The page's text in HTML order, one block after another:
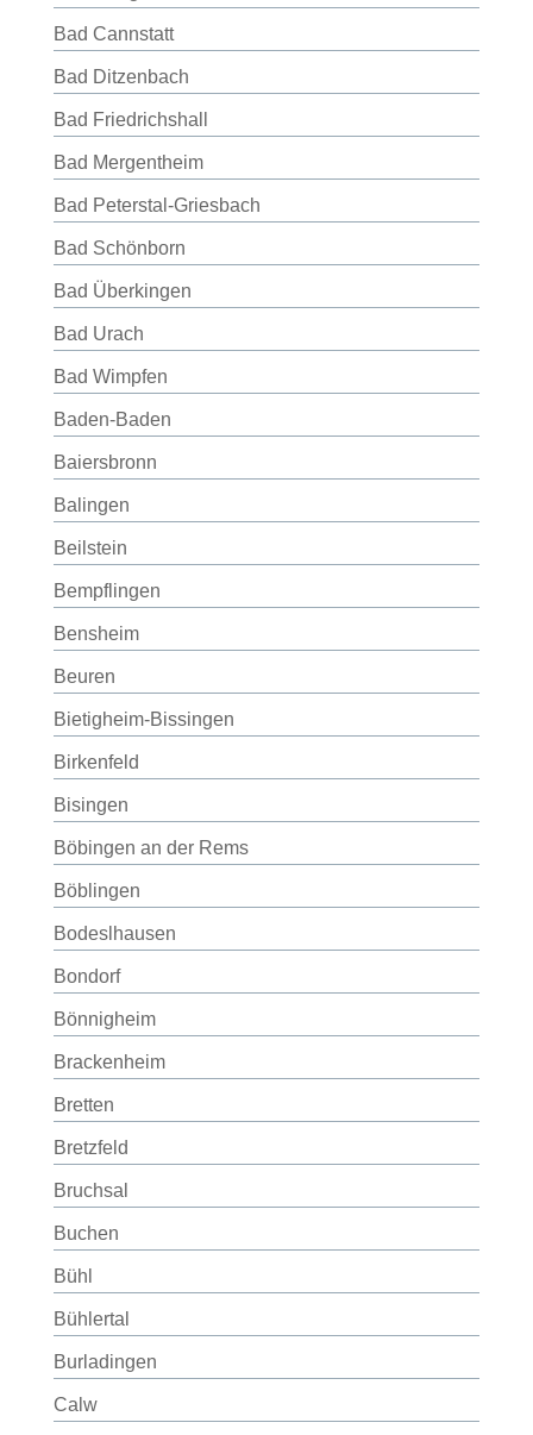
Bad Cannstatt
Bad Ditzenbach
Bad Friedrichshall
Bad Mergentheim
Bad Peterstal-Griesbach
Bad Schönborn
Bad Überkingen
Bad Urach
Bad Wimpfen
Baden-Baden
Baiersbronn
Balingen
Beilstein
Bempflingen
Bensheim
Beuren
Bietigheim-Bissingen
Birkenfeld
Bisingen
Böbingen an der Rems
Böblingen
Bodeslhausen
Bondorf
Bönnigheim
Brackenheim
Bretten
Bretzfeld
Bruchsal
Buchen
Bühl
Bühlertal
Burladingen
Calw